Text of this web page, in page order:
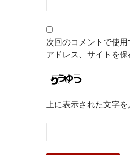
次回のコメントで使
アドレス、サイトを保
上に表示された文字